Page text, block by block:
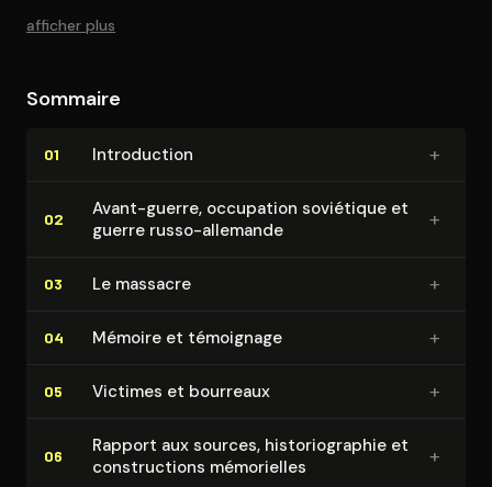
afficher plus
Sommaire
01 In­tro­duc­tion +
02
Avant-guerre, occupation soviétique et
guerre russo-allemande
+
03 Le massacre +
04 Mémoire et témoignage +
05 Victimes et bourreaux +
06
Rapport aux sources, his­to­rio­gra­phie et
construc­tions mémorielles
+